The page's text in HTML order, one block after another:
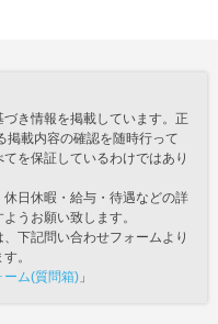
き情報を掲載しています。正
掲載内容の確認を随時行って
を保証しているわけではあり
日休暇・給与・待遇などの詳
うお願い致します。
下記問い合わせフォームより
。
ム(質問箱) 」